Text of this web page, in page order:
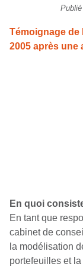
Témoignage de
2005 après une
En quoi
En tant que
cabinet de
la modélisation
portefeuilles et